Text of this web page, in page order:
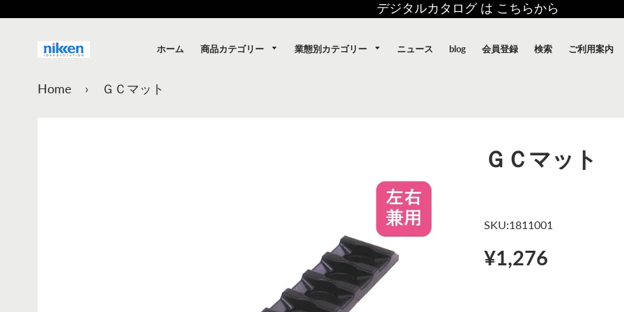
デジタルカタログ は こちらから
ホーム 商品カテゴリー 業態別カテゴリー ニュース blog 会員登録 検索 ご利用案内
Home › ＧＣマット
ＧＣマット
SKU:1811001
¥1,276